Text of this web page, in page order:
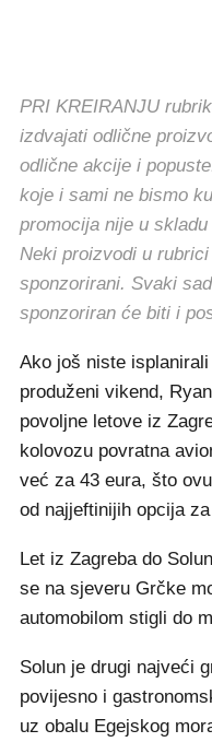
PRI KREIRANJU
izdvajati odlične
odlične akcije i
koje i sami ne bismo
promocija nije u
Neki proizvodi u
sponzorirani. Svaki
sponzoriran će biti i
Ako još niste
produženi vikend,
povoljne letove iz
kolovozu povratna
već za 43 eura, što
od najjeftinijih opcija
Let iz Zagreba do
se na sjeveru Grčke
automobilom stigli do
Solun je drugi najveći
povijesno i
uz obalu Egejskog